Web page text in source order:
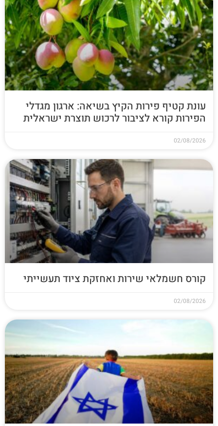
עונת קטיף פירות הקיץ בשיאה: ארגון מגדלי
הפירות קורא לציבור לרכוש תוצרת ישראלית
02/08/2026
קורס חשמלאי שירות ואחזקת ציוד תעשייתי
02/08/2026